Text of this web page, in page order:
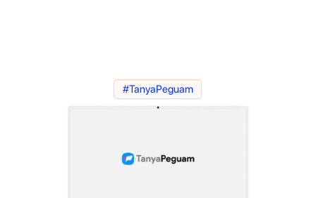
#TanyaPeguam